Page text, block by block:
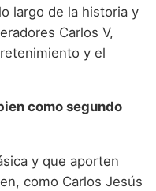
largo de la historia y
Carlos V,
y el
como segundo
y que aporten
como Carlos Jesús